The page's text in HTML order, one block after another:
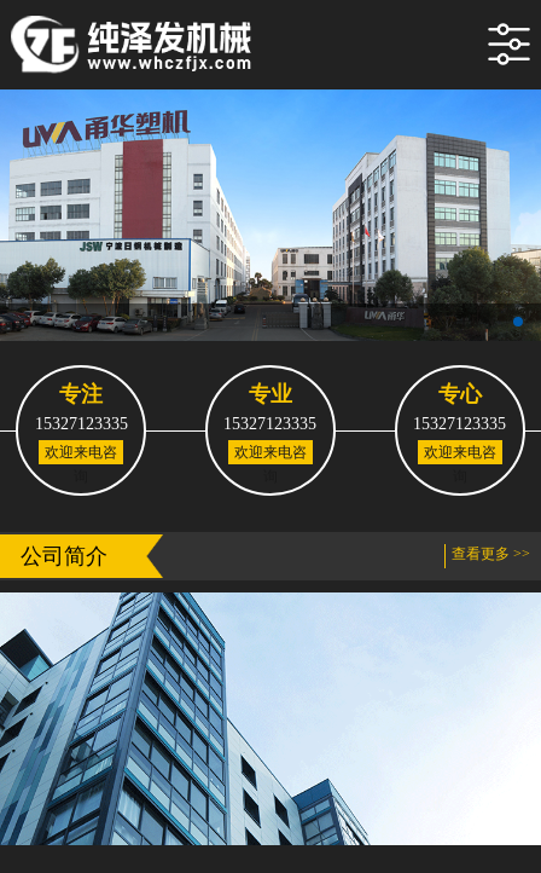
专注
15327123335
欢迎来电咨
专业
15327123335
欢迎来电咨
专心
15327123335
欢迎来电咨
公司简介 查看更多 >>